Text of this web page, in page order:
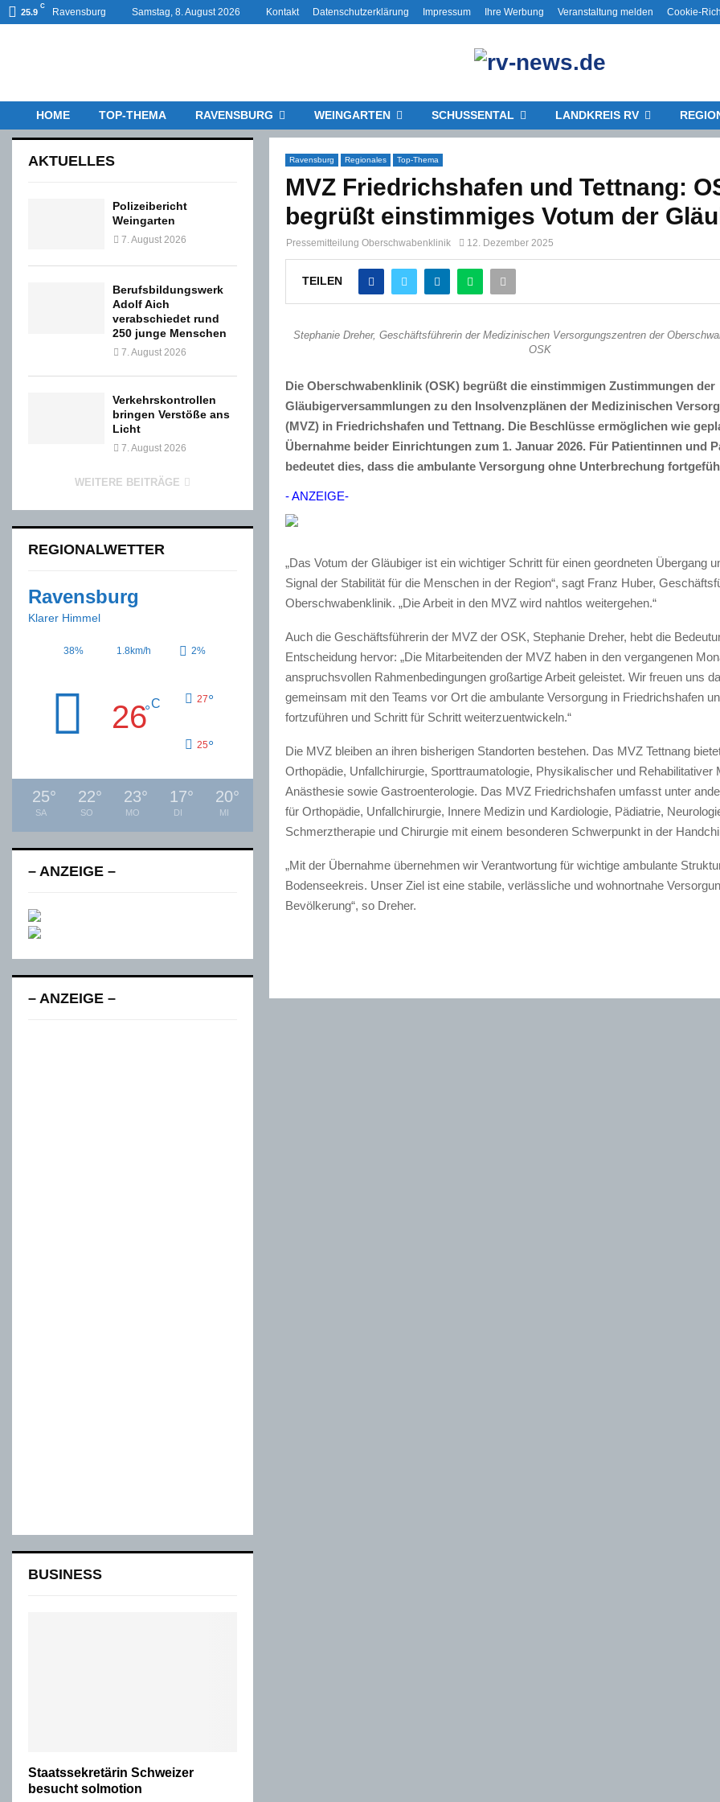
25.9
C
Ravensburg Samstag, 8. August 2026 Kontakt Datenschutzerklärung Impressum Ihre Werbung Veranstaltung melden Cookie-
HOME TOP-THEMA RAVENSBURG WEINGARTEN SCHUSSENTAL LANDKREIS RV
Ravensburg Regionales Top-Thema
MVZ Friedrichshafen und Tettnang:
begrüßt einstimmiges Votum der
Pressemitteilung Oberschwabenklinik 12. Dezember 2025
TEILEN
Stephanie Dreher, Geschäftsführerin der Medizinischen Versorgungszentren der
OSK
Die Oberschwabenklinik (OSK) begrüßt die einstimmigen Zustimmungen der
Gläubigerversammlungen zu den Insolvenzplänen der Medizinischen
(MVZ) in Friedrichshafen und Tettnang. Die Beschlüsse ermöglichen wie
Übernahme beider Einrichtungen zum 1. Januar 2026. Für Patientinnen und
bedeutet dies, dass die ambulante Versorgung ohne Unterbrechung
- ANZEIGE-
„Das Votum der Gläubiger ist ein wichtiger Schritt für einen geordneten Übergang
Signal der Stabilität für die Menschen in der Region“, sagt Franz Huber,
Oberschwabenklinik. „Die Arbeit in den MVZ wird nahtlos weitergehen.“
Auch die Geschäftsführerin der MVZ der OSK, Stephanie Dreher, hebt die
Entscheidung hervor: „Die Mitarbeitenden der MVZ haben in den vergangenen
anspruchsvollen Rahmenbedingungen großartige Arbeit geleistet. Wir freuen uns
gemeinsam mit den Teams vor Ort die ambulante Versorgung in Friedrichshafen
fortzuführen und Schritt für Schritt weiterzuentwickeln.“
Die MVZ bleiben an ihren bisherigen Standorten bestehen. Das MVZ Tettnang
Orthopädie, Unfallchirurgie, Sporttraumatologie, Physikalischer und Rehabilitativer
Anästhesie sowie Gastroenterologie. Das MVZ Friedrichshafen umfasst unter
für Orthopädie, Unfallchirurgie, Innere Medizin und Kardiologie, Pädiatrie,
Schmerztherapie und Chirurgie mit einem besonderen Schwerpunkt in der
„Mit der Übernahme übernehmen wir Verantwortung für wichtige ambulante
Bodenseekreis. Unser Ziel ist eine stabile, verlässliche und wohnortnahe
Bevölkerung“, so Dreher.
AKTUELLES
Polizeibericht
Weingarten
7. August 2026
Berufsbildungswerk
Adolf Aich
verabschiedet rund
250 junge Menschen
7. August 2026
Verkehrskontrollen
bringen Verstöße ans
Licht
7. August 2026
WEITERE BEITRÄGE
REGIONALWETTER
Ravensburg
Klarer Himmel
38% 1.8km/h 2%
26°C 27°
25°
25°
SA
22°
SO
23°
MO
17°
DI
20°
MI
– ANZEIGE –
– ANZEIGE –
BUSINESS
Staatssekretärin Schweizer
besucht solmotion